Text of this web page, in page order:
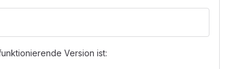
Version ist: